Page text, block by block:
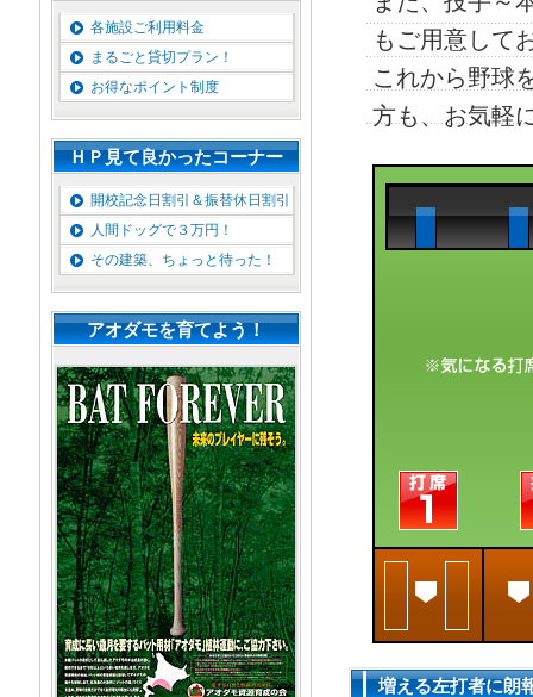
もご用意して
これから野球
方も、お気軽
増える左打者に
各施設ご利用料金
まるごと貸切プラン！
お得なポイント制度
ＨＰ見て良かったコーナー
開校記念日割引＆振替休日割引
人間ドッグで３万円！
その建築、ちょっと待った！
アオダモを育てよう！